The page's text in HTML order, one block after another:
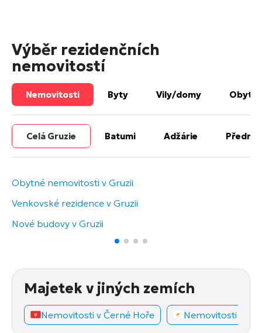
Výběr rezidenčních
nemovitostí
Nemovitosti Byty Vily/domy
Celá Gruzie Batumi Adžárie
Obytné nemovitosti v Gruzii
Venkovské rezidence v Gruzii
Nové budovy v Gruzii
Majetek v jiných zemích
Nemovitosti v Černé Hoře Nemovitosti na